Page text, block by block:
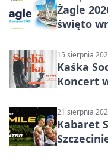
Żagle
święto
15 sierpnia
Kaśka
Koncert
21 sierpnia
Kabaret